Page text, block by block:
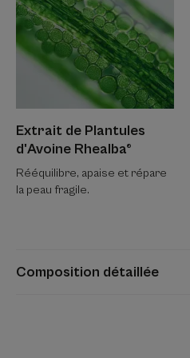
Composition détaillée
Extrait de Plantules
d'Avoine Rhealba®
Rééquilibre, apaise et répare
la peau fragile.